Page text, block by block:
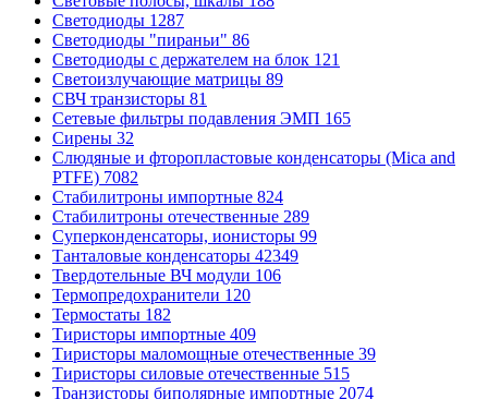
Светодиоды 1287
Светодиоды "пираньи" 86
Светодиоды с держателем на блок 121
Светоизлучающие матрицы 89
СВЧ транзисторы 81
Сетевые фильтры подавления ЭМП 165
Сирены 32
Слюдяные и фторопластовые конденсаторы (Mica and
PTFE) 7082
Стабилитроны импортные 824
Стабилитроны отечественные 289
Суперконденсаторы, ионисторы 99
Танталовые конденсаторы 42349
Твердотельные ВЧ модули 106
Термопредохранители 120
Термостаты 182
Тиристоры импортные 409
Тиристоры маломощные отечественные 39
Тиристоры силовые отечественные 515
Транзисторы биполярные импортные 2074